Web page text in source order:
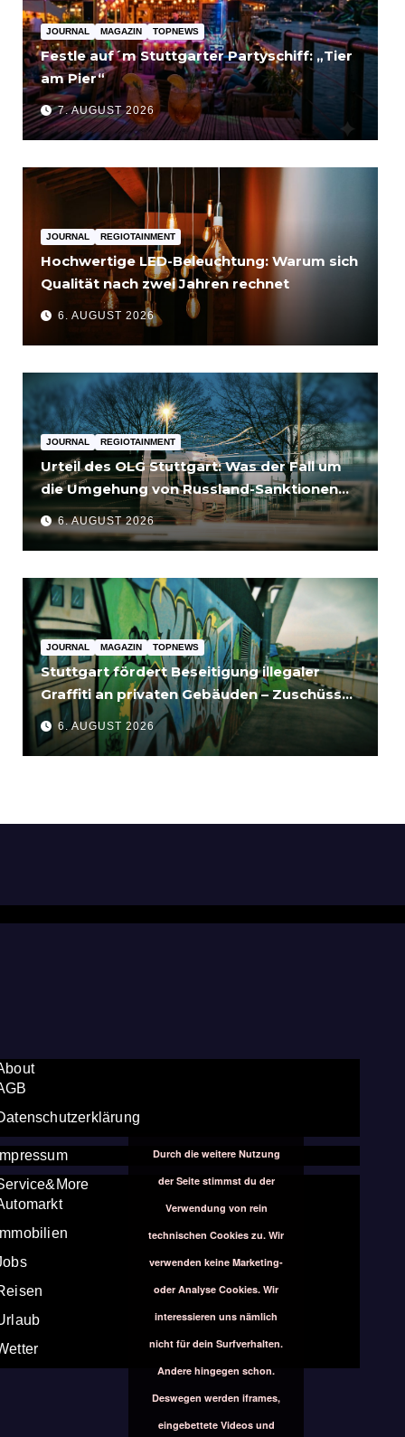
JOURNAL MAGAZIN TOPNEWS
Festle auf´m Stuttgarter Partyschiff: „Tier
am Pier“
7. AUGUST 2026
JOURNAL REGIOTAINMENT
Hochwertige LED-Beleuchtung: Warum sich
Qualität nach zwei Jahren rechnet
6. AUGUST 2026
JOURNAL REGIOTAINMENT
Urteil des OLG Stuttgart: Was der Fall um
die Umgehung von Russland-Sanktionen
für Unternehmen bedeutet
6. AUGUST 2026
JOURNAL MAGAZIN TOPNEWS
Stuttgart fördert Beseitigung illegaler
Graffiti an privaten Gebäuden – Zuschüsse
bis 3.500 Euro
6. AUGUST 2026
Durch die weitere Nutzung
der Seite stimmst du der
Verwendung von rein
technischen Cookies zu. Wir
verwenden keine Marketing-
oder Analyse Cookies. Wir
interessieren uns nämlich
nicht für dein Surfverhalten.
Andere hingegen schon.
Deswegen werden iframes,
eingebettete Videos und